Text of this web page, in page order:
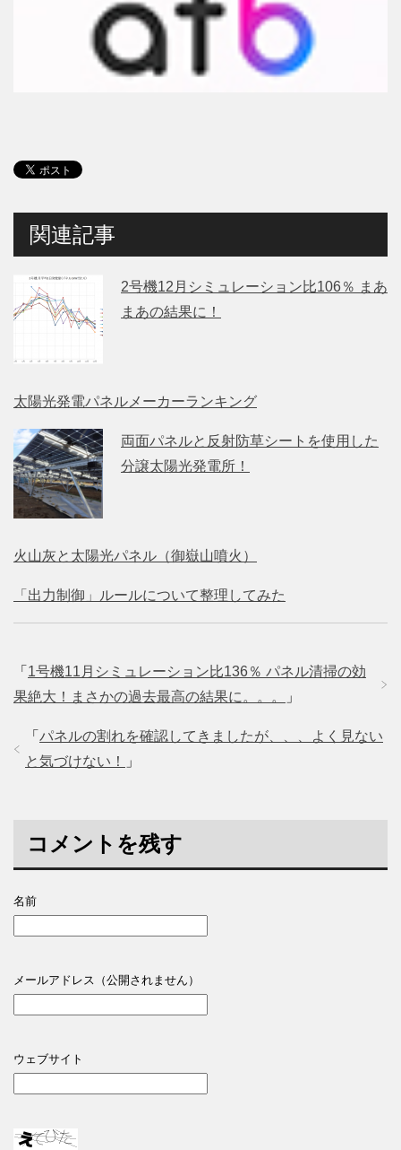
関連記事
2号機12月シミュレーション比106％ まあ
まあの結果に！
太陽光発電パネルメーカーランキング
両面パネルと反射防草シートを使用した
分譲太陽光発電所！
火山灰と太陽光パネル（御嶽山噴火）
「出力制御」ルールについて整理してみた
「 1号機11月シミュレーション比136％ パネル清掃の効
果絶大！まさかの過去最高の結果に。。。
」
「 パネルの割れを確認してきましたが、、、よく見ない
と気づけない！
」
コメントを残す
名前
メールアドレス（公開されません）
ウェブサイト